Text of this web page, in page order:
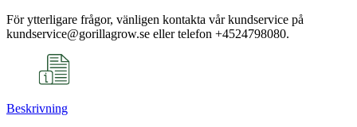
För ytterligare frågor, vänligen kontakta vår kundservice på
kundservice@gorillagrow.se eller telefon +4524798080.
Beskrivning